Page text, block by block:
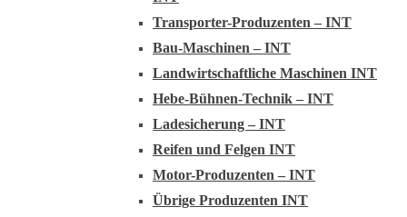
Transporter-Produzenten – INT
Bau-Maschinen – INT
Landwirtschaftliche Maschinen INT
Hebe-Bühnen-Technik – INT
Ladesicherung – INT
Reifen und Felgen INT
Motor-Produzenten – INT
Übrige Produzenten INT